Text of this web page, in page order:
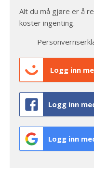
Alt du må gjøre er å
koster ingenting.
Logg inn
Logg inn
Logg inn